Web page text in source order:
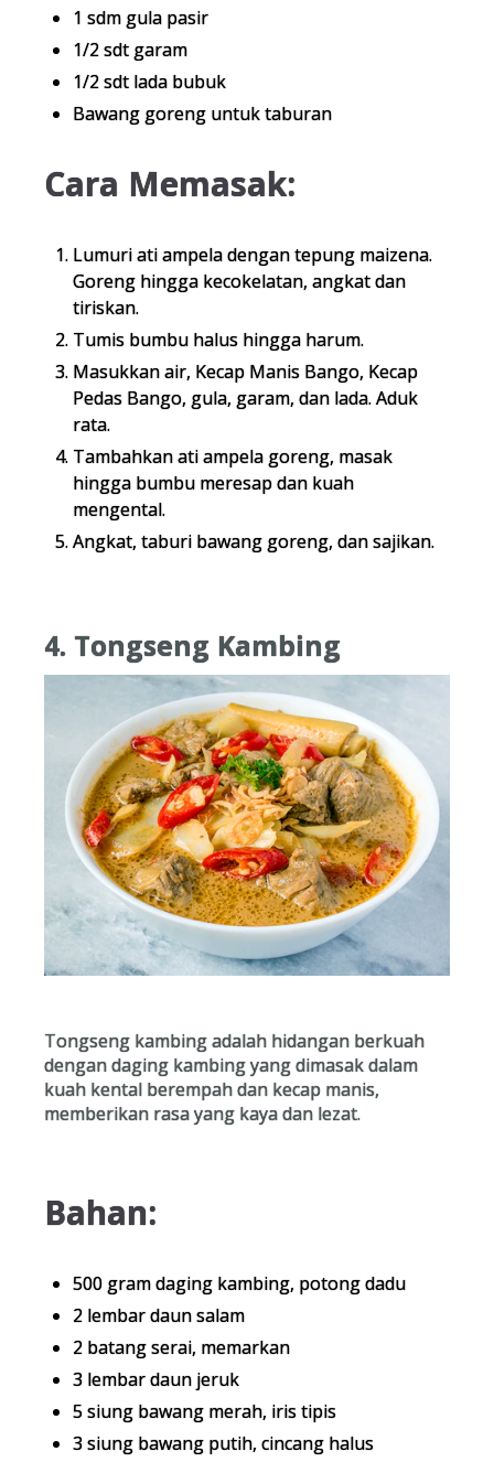
1 sdm gula pasir
1/2 sdt garam
1/2 sdt lada bubuk
Bawang goreng untuk taburan
Cara Memasak:
Lumuri ati ampela dengan tepung maizena.
Goreng hingga kecokelatan, angkat dan
tiriskan.
Tumis bumbu halus hingga harum.
Masukkan air, Kecap Manis Bango, Kecap
Pedas Bango, gula, garam, dan lada. Aduk
rata.
Tambahkan ati ampela goreng, masak
hingga bumbu meresap dan kuah
mengental.
Angkat, taburi bawang goreng, dan sajikan.
4. Tongseng Kambing
Tongseng kambing adalah hidangan berkuah
dengan daging kambing yang dimasak dalam
kuah kental berempah dan kecap manis,
memberikan rasa yang kaya dan lezat.
Bahan:
500 gram daging kambing, potong dadu
2 lembar daun salam
2 batang serai, memarkan
3 lembar daun jeruk
5 siung bawang merah, iris tipis
3 siung bawang putih, cincang halus